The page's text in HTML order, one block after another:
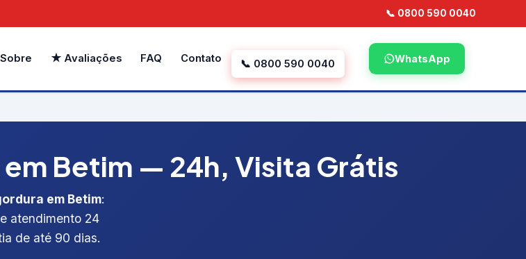
📞 0800 590 0040
Sobre ★ Avaliações FAQ Contato 📞 0800 590 0040 WhatsApp
Betim — 24h, Visita Grátis
em Betim:
atendimento 24
de até 90 dias.